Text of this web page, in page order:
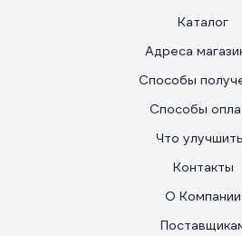
Каталог
Адреса
Способы
Способы
Что
Контакты
О Компании